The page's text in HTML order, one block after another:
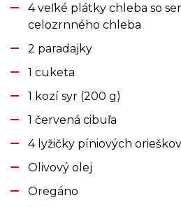
4 veľké plátky chleba so
celozrnného chleba
2 paradajky
1 cuketa
1 kozí syr (200 g)
1 červená cibuľa
4 lyžičky píniových orieškov
Olivový olej
Oregáno